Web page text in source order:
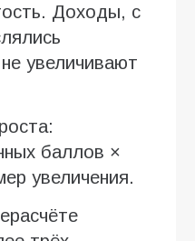
Доходы, с
увеличивают
баллов ×
увеличения.